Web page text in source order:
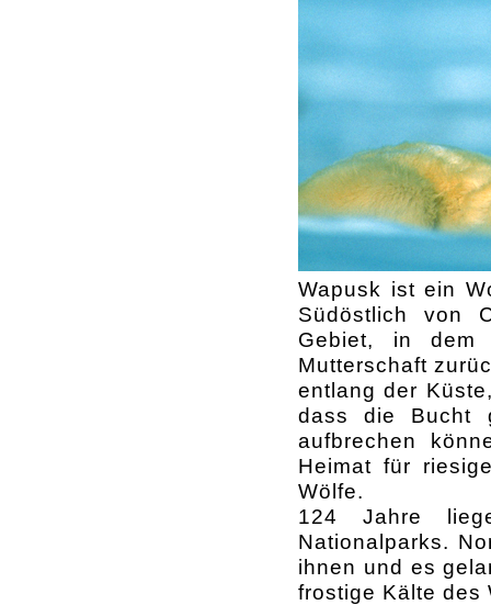
Wapusk ist ein
Südöstlich von
Gebiet, in dem
Mutterschaft
entlang der
dass die Bucht
aufbrechen
Heimat für
Wölfe.
124 Jahre
Nationalparks.
ihnen und es
frostige Kälte des